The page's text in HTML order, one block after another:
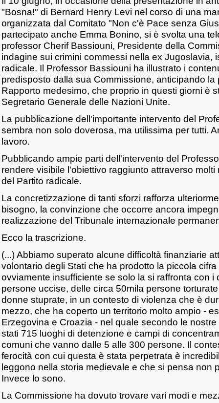
"Bosna!" di Bernard Henry Levi nel corso di una
organizzata dal Comitato "Non c'è Pace senza
partecipato anche Emma Bonino, si è svolta una
professor Cherif Bassiouni, Presidente della
indagine sui crimini commessi nella ex Jugoslavia,
radicale. Il Professor Bassiouni ha illustrato i
predisposto dalla sua Commissione, anticipando la
Rapporto medesimo, che proprio in questi giorni è
Segretario Generale delle Nazioni Unite.
La pubblicazione dell'importante intervento del
sembra non solo doverosa, ma utilissima per tutti.
lavoro.
Pubblicando ampie parti dell'intervento del
rendere visibile l'obiettivo raggiunto attraverso
del Partito radicale.
La concretizzazione di tanti sforzi rafforza
bisogno, la convinzione che occorre ancora
realizzazione del Tribunale internazionale
Ecco la trascrizione.
(...) Abbiamo superato alcune difficoltà finanziarie
volontario degli Stati che ha prodotto la piccola
ovviamente insufficiente se solo la si raffronta con i
persone uccise, delle circa 50mila persone
donne stuprate, in un contesto di violenza che è
mezzo, che ha coperto un territorio molto ampio -
Erzegovina e Croazia - nel quale secondo le
stati 715 luoghi di detenzione e campi di
comuni che vanno dalle 5 alle 300 persone. Il
ferocità con cui questa è stata perpetrata è
leggono nella storia medievale e che si pensa non
Invece lo sono.
La Commissione ha dovuto trovare vari modi e